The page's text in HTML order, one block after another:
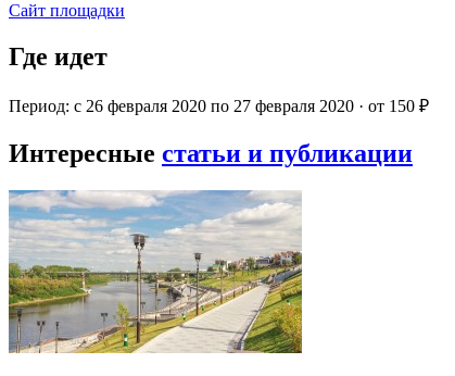
Сайт площадки
Где идет
Период: с 26 февраля 2020 по 27 февраля 2020 · от 150 ₽
Интересные статьи и публикации